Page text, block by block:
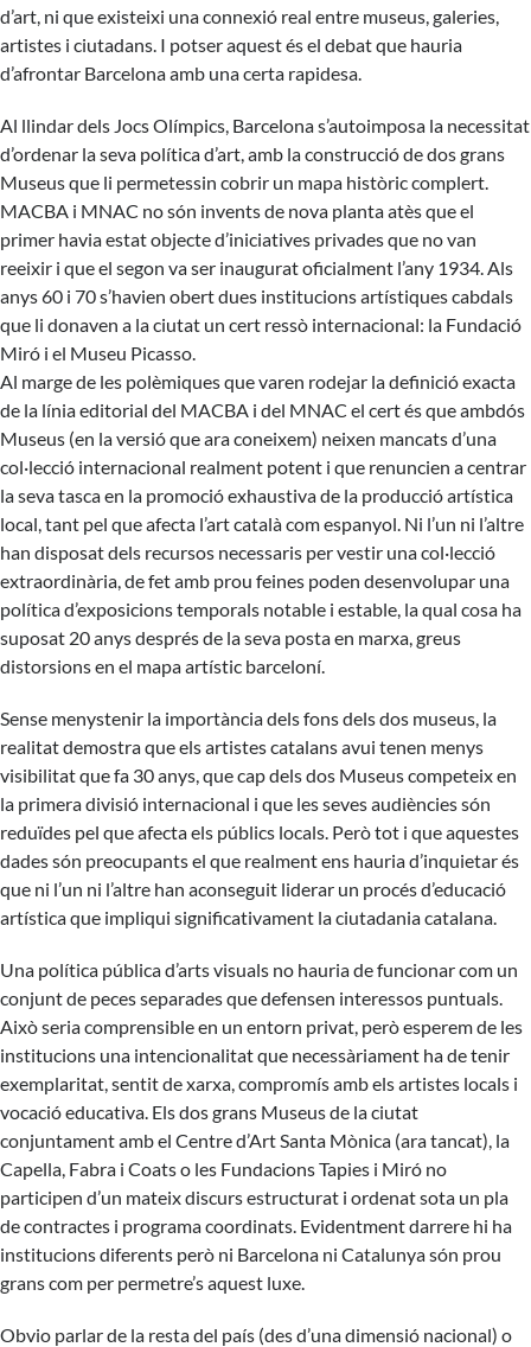
d’art, ni que existeixi una connexió real entre museus, galeries,
artistes i ciutadans. I potser aquest és el debat que hauria
d’afrontar Barcelona amb una certa rapidesa.
Al llindar dels Jocs Olímpics, Barcelona s’autoimposa la necessitat
d’ordenar la seva política d’art, amb la construcció de dos grans
Museus que li permetessin cobrir un mapa històric complert.
MACBA i MNAC no són invents de nova planta atès que el
primer havia estat objecte d’iniciatives privades que no van
reeixir i que el segon va ser inaugurat oficialment l’any 1934. Als
anys 60 i 70 s’havien obert dues institucions artístiques cabdals
que li donaven a la ciutat un cert ressò internacional: la Fundació
Miró i el Museu Picasso.
Al marge de les polèmiques que varen rodejar la definició exacta
de la línia editorial del MACBA i del MNAC el cert és que ambdós
Museus (en la versió que ara coneixem) neixen mancats d’una
col·lecció internacional realment potent i que renuncien a centrar
la seva tasca en la promoció exhaustiva de la producció artística
local, tant pel que afecta l’art català com espanyol. Ni l’un ni l’altre
han disposat dels recursos necessaris per vestir una col·lecció
extraordinària, de fet amb prou feines poden desenvolupar una
política d’exposicions temporals notable i estable, la qual cosa ha
suposat 20 anys després de la seva posta en marxa, greus
distorsions en el mapa artístic barceloní.
Sense menystenir la importància dels fons dels dos museus, la
realitat demostra que els artistes catalans avui tenen menys
visibilitat que fa 30 anys, que cap dels dos Museus competeix en
la primera divisió internacional i que les seves audiències són
reduïdes pel que afecta els públics locals. Però tot i que aquestes
dades són preocupants el que realment ens hauria d’inquietar és
que ni l’un ni l’altre han aconseguit liderar un procés d’educació
artística que impliqui significativament la ciutadania catalana.
Una política pública d’arts visuals no hauria de funcionar com un
conjunt de peces separades que defensen interessos puntuals.
Això seria comprensible en un entorn privat, però esperem de les
institucions una intencionalitat que necessàriament ha de tenir
exemplaritat, sentit de xarxa, compromís amb els artistes locals i
vocació educativa. Els dos grans Museus de la ciutat
conjuntament amb el Centre d’Art Santa Mònica (ara tancat), la
Capella, Fabra i Coats o les Fundacions Tapies i Miró no
participen d’un mateix discurs estructurat i ordenat sota un pla
de contractes i programa coordinats. Evidentment darrere hi ha
institucions diferents però ni Barcelona ni Catalunya són prou
grans com per permetre’s aquest luxe.
Obvio parlar de la resta del país (des d’una dimensió nacional) o